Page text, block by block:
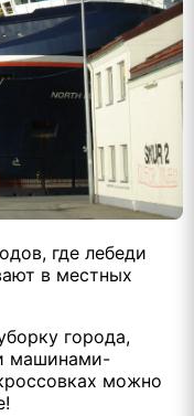
где лебеди
в местных
города,
машинами-
можно